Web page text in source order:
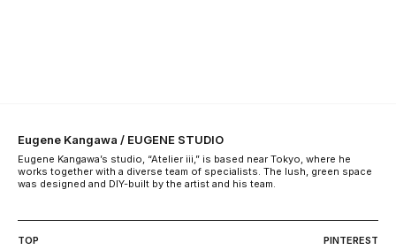
Eugene Kangawa / EUGENE STUDIO
Eugene Kangawa’s studio, “Atelier iii,” is based near Tokyo, where he
works together with a diverse team of specialists. The lush, green space
was designed and DIY-built by the artist and his team.
TOP
PINTEREST